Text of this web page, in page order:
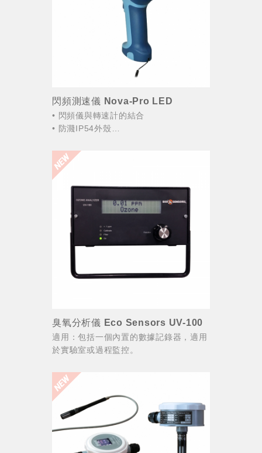
閃頻測速儀 Nova-Pro LED
• 閃頻儀與轉速計的結合
• 防濺IP54外殼
• 數字液晶背光顯示屏
• 充電式電源裝置，手持攜帶方便
臭氧分析儀 Eco Sensors UV-100
適用：包括一個內置的數據記錄器，適用
於實驗室或過程監控。